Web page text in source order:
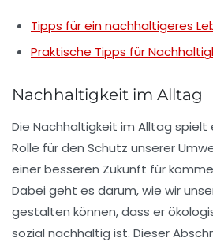
Tipps für ein nachhaltigeres
Praktische Tipps für
Nachhaltigkeit im Alltag
Die Nachhaltigkeit im Alltag spielt
Rolle für den Schutz unserer
einer besseren Zukunft für
Dabei geht es darum, wie wir
gestalten können, dass er
sozial nachhaltig ist. Dieser